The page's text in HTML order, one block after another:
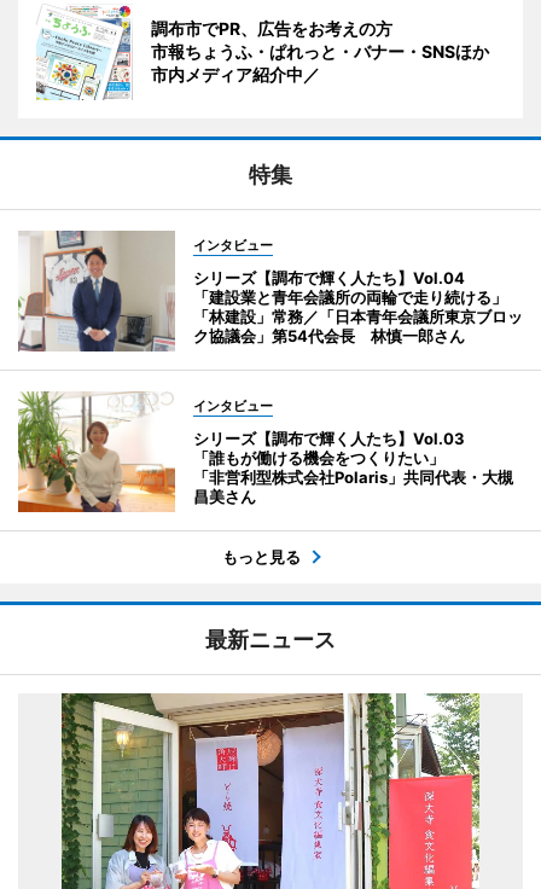
調布市でPR、広告をお考えの方
市報ちょうふ・ぱれっと・バナー・SNSほか
市内メディア紹介中／
特集
インタビュー
シリーズ【調布で輝く人たち】Vol.04
「建設業と青年会議所の両輪で走り続ける」
「林建設」常務／「日本青年会議所東京ブロッ
ク協議会」第54代会長 林慎一郎さん
インタビュー
シリーズ【調布で輝く人たち】Vol.03
「誰もが働ける機会をつくりたい」
「非営利型株式会社Polaris」共同代表・大槻
昌美さん
もっと見る
最新ニュース